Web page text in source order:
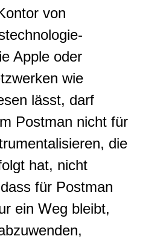
von
Apple oder
wie
lässt, darf
Postman nicht für
die
hat, nicht
für Postman
ein Weg bleibt,